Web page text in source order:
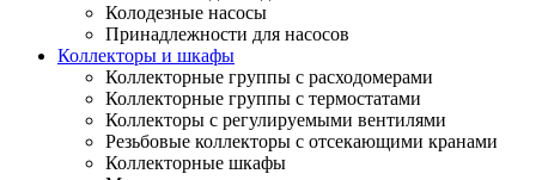
Колодезные насосы
Принадлежности для насосов
Коллекторы и шкафы
Коллекторные группы с расходомерами
Коллекторные группы с термостатами
Коллекторы с регулируемыми вентилями
Резьбовые коллекторы с отсекающими кранами
Коллекторные шкафы